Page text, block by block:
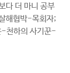
다 더 마니 공부
해협박-목회자;
-천하의 사기꾼-